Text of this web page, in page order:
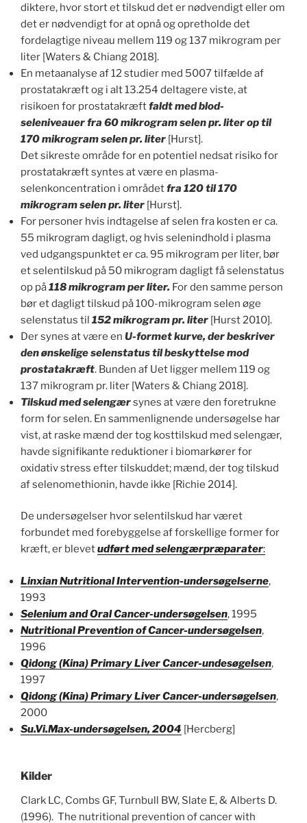
diktere, hvor stort et tilskud det er nødvendigt eller om
det er nødvendigt for at opnå og opretholde det
fordelagtige niveau mellem 119 og 137 mikrogram per
liter [Waters & Chiang 2018].
En metaanalyse af 12 studier med 5007 tilfælde af
prostatakræft og i alt 13.254 deltagere viste, at
risikoen for prostatakræftfaldt med blod-
seleniveauer fra 60 mikrogram selen pr. liter op til
170 mikrogram selen pr. liter [Hurst].
Det sikreste område for en potentiel nedsat risiko for
prostatakræft syntes at være en plasma-
selenkoncentration i områdetfra 120 til 170
mikrogram selen pr. liter [Hurst].
For personer hvis indtagelse af selen fra kosten er ca.
55 mikrogram dagligt, og hvis selenindhold i plasma
ved udgangspunktet er ca. 95 mikrogram per liter, bør
et selentilskud på 50 mikrogram dagligt få selenstatus
op på118 mikrogram per liter. For den samme person
bør et dagligt tilskud på 100-mikrogram selen øge
selenstatus til 152 mikrogram pr. liter [Hurst 2010].
Der synes at være en U-formet kurve, der beskriver
den ønskelige selenstatus til beskyttelse mod
prostatakræft. Bunden af Uet ligger mellem 119 og
137 mikrogram pr. liter [Waters & Chiang 2018].
Tilskud med selengærsynes at være den foretrukne
form for selen. En sammenlignende undersøgelse har
vist, at raske mænd der tog kosttilskud med selengær,
havde signifikante reduktioner i biomarkører for
oxidativ stress efter tilskuddet; mænd, der tog tilskud
af selenomethionin, havde ikke [Richie 2014].
De undersøgelser hvor selentilskud har været
forbundet med forebyggelse af forskellige former for
kræft, er blevetudført med selengærpræparater:
Linxian Nutritional Intervention-undersøgelserne,
1993
Selenium and Oral Cancer-undersøgelsen, 1995
Nutritional Prevention of Cancer-undersøgelsen,
1996
Qidong (Kina) Primary Liver Cancer-undesøgelsen,
1997
Qidong (Kina) Primary Liver Cancer-undersøgelsen,
2000
Su.Vi.Max-undersøgelsen, 2004 [Hercberg]
Kilder
Clark LC, Combs GF, Turnbull BW, Slate E, & Alberts D.
(1996). The nutritional prevention of cancer with